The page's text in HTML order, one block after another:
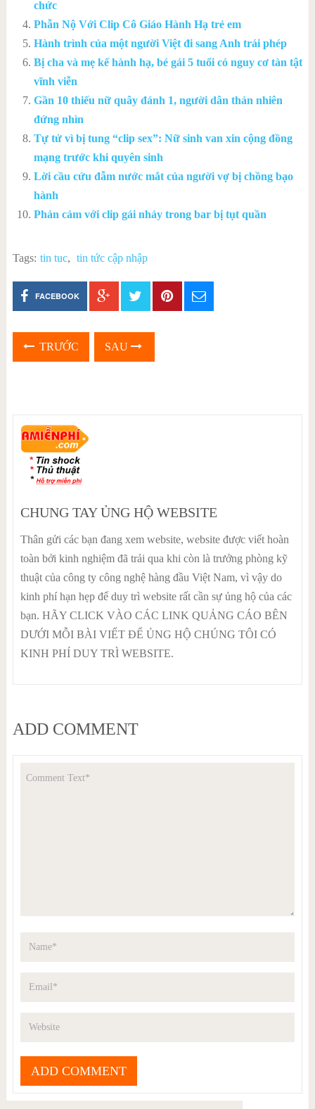
chức
Phẫn Nộ Với Clip Cô Giáo Hành Hạ trẻ em
Hành trình của một người Việt đi sang Anh trái phép
Bị cha và mẹ kế hành hạ, bé gái 5 tuổi có nguy cơ tàn tật
vĩnh viễn
Gần 10 thiếu nữ quây đánh 1, người dân thản nhiên
đứng nhìn
Tự tử vì bị tung “clip sex”: Nữ sinh van xin cộng đồng
mạng trước khi quyên sinh
Lời cầu cứu đẫm nước mắt của người vợ bị chồng bạo
hành
Phản cảm với clip gái nhảy trong bar bị tụt quần
Tags: tin tuc, tin tức cập nhập
FACEBOOK
TRƯỚC SAU
CHUNG TAY ỦNG HỘ WEBSITE
Thân gửi các bạn đang xem website, website được viết hoàn
toàn bởi kinh nghiệm đã trải qua khi còn là trưởng phòng kỹ
thuật của công ty công nghệ hàng đầu Việt Nam, vì vậy do
kinh phí hạn hẹp để duy trì website rất cần sự ủng hộ của các
bạn. HÃY CLICK VÀO CÁC LINK QUẢNG CÁO BÊN
DƯỚI MỖI BÀI VIẾT ĐỂ ỦNG HỘ CHÚNG TÔI CÓ
KINH PHÍ DUY TRÌ WEBSITE.
ADD COMMENT